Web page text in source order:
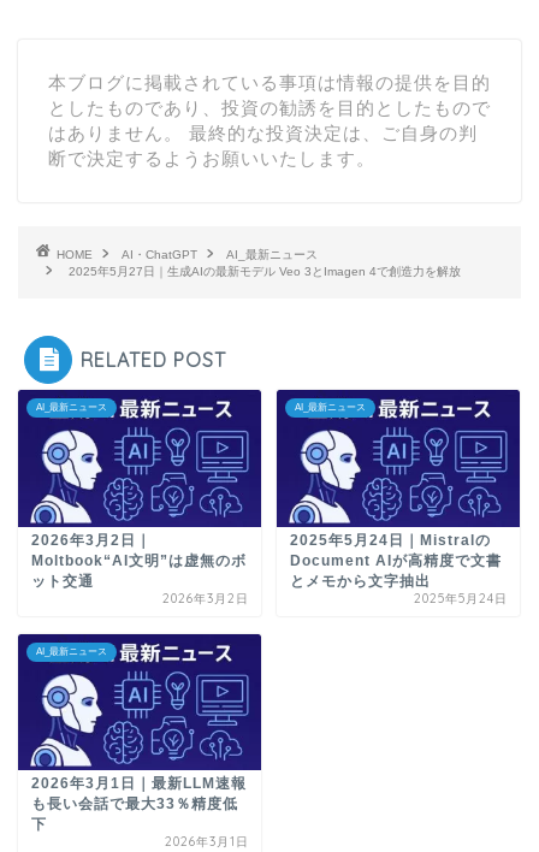
本ブログに掲載されている事項は情報の提供を目的
としたものであり、投資の勧誘を目的としたもので
はありません。 最終的な投資決定は、ご自身の判
断で決定するようお願いいたします。
HOME AI・ChatGPT
AI_最新ニュース
2025年5月27日｜生成AIの最新モデル Veo 3とImagen 4で創造力を解放
RELATED POST
AI_最新ニュース
2026年3月2日｜
Moltbook“AI文明”は虚無のボ
ット交通
2026年3月2日
AI_最新ニュース
2025年5月24日｜Mistralの
Document AIが高精度で文書
とメモから文字抽出
2025年5月24日
AI_最新ニュース
2026年3月1日｜最新LLM速報
も長い会話で最大33％精度低
下
2026年3月1日